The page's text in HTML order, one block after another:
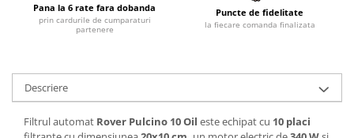
Roabe si carucioare
Alte unelte de gradinarit
Echipamente de protectie pentru
gradina
Pana la 6 rate fara dobanda
prin cardurile de cumparaturi
partenere
Puncte de fidelitate
la fiecare comanda finalizata
Descriere
Filtrul automat Rover Pulcino 10 Oil este echipat cu 10 placi